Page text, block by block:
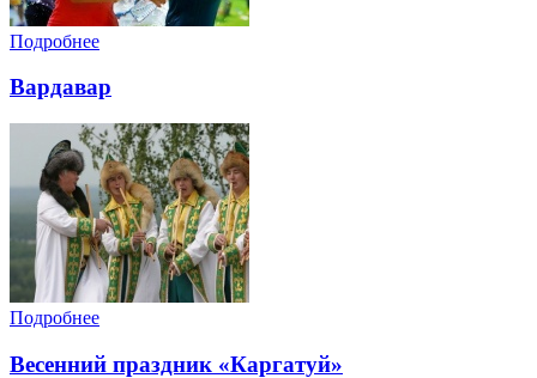
Подробнее
Вардавар
Подробнее
Весенний праздник «Каргатуй»